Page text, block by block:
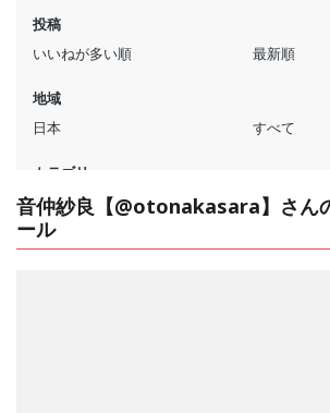
音仲紗良【@otonakasara】さん
ール